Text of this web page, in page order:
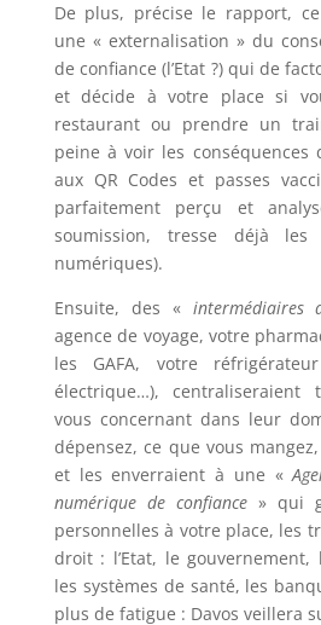
De plus, précise le rapport,
une « externalisation » du
de confiance (l’Etat ?) qui de
et décide à votre place si
restaurant ou prendre un
peine à voir les conséquences
aux QR Codes et passes
parfaitement perçu et
soumission, tresse déjà les
numériques).
Ensuite, des « intermédiaires
agence de voyage, votre
les GAFA, votre
électrique…), centraliseraient
vous concernant dans leur
dépensez, ce que vous
et les enverraient à une «
numérique de confiance» qui
personnelles à votre place, les
droit : l’Etat, le gouvernement,
les systèmes de santé, les
plus de fatigue : Davos veillera